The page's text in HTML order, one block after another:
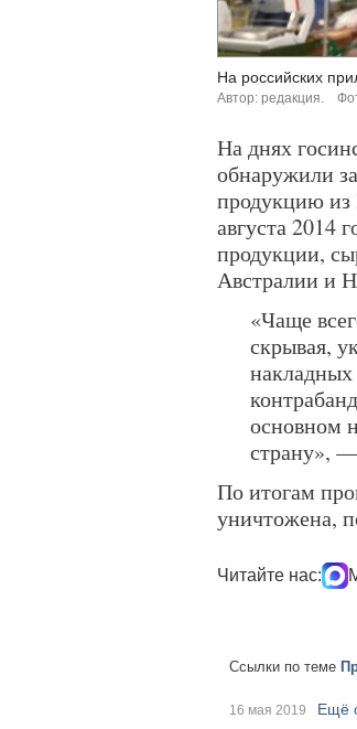
На российских
Автор: редакция.
На днях
обнаружили
продукцию из
августа 2014
продукции,
Австралии и
«Чаще
скрывая,
основном
страну», —
По итогам
уничтожена,
Читайте нас:
Ссылки по теме
16 мая 2019 Ещё